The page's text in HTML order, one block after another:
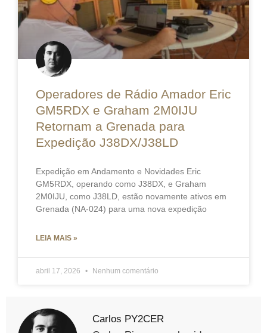
Operadores de Rádio Amador Eric
GM5RDX e Graham 2M0IJU
Retornam a Grenada para
Expedição J38DX/J38LD
Expedição em Andamento e Novidades Eric
GM5RDX, operando como J38DX, e Graham
2M0IJU, como J38LD, estão novamente ativos em
Grenada (NA-024) para uma nova expedição
LEIA MAIS »
abril 17, 2026 Nenhum comentário
Carlos PY2CER